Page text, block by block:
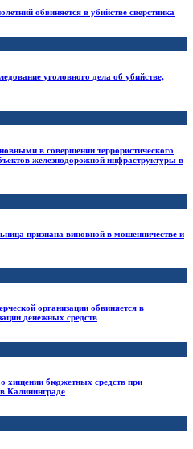
обвиняется в убийстве сверстника
уголовного дела об убийстве,
в совершении террористического
железнодорожной инфраструктуры в
признана виновной в мошенничестве и
организации обвиняется в
денежных средств
хищении бюджетных средств при
Калининграде